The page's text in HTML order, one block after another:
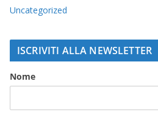
Uncategorized
ISCRIVITI ALLA NEWSLETTER
Nome